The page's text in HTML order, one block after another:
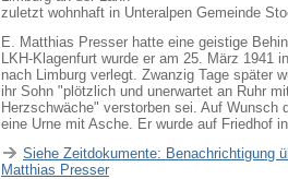
zuletzt wohnhaft in Unteralpen Gemeinde
E. Matthias Presser hatte eine geistige
LKH-Klagenfurt wurde er am 25. März 1941
nach Limburg verlegt. Zwanzig Tage später
ihr Sohn "plötzlich und unerwartet an Ruhr
Herzschwäche" verstorben sei. Auf Wunsch
eine Urne mit Asche. Er wurde auf Friedhof
Siehe Zeitdokumente: Benachrichtigung
Matthias Presser